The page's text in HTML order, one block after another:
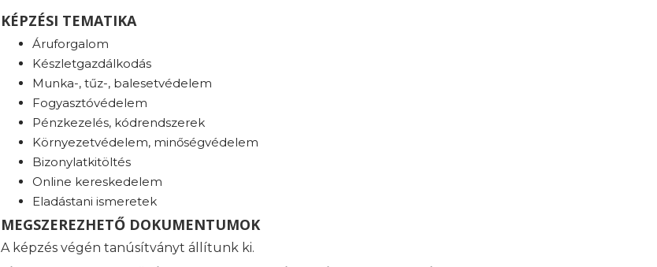
KÉPZÉSI TEMATIKA
Áruforgalom
Készletgazdálkodás
Munka-, tűz-, balesetvédelem
Fogyasztóvédelem
Pénzkezelés, kódrendszerek
Környezetvédelem, minőségvédelem
Bizonylatkitöltés
Online kereskedelem
Eladástani ismeretek
MEGSZEREZHETŐ DOKUMENTUMOK
A képzés végén tanúsítványt állítunk ki.